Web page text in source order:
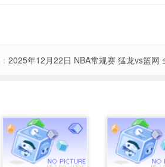
2025年12月22日 NBA常规赛 猛龙vs篮网